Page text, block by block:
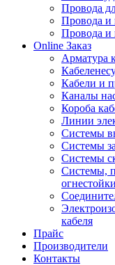
Провода
Провода и
Провода и
Online Заказ
Арматура
Кабели и
Каналы
Короба
Линии
Системы
Системы
Системы
Системы,
кабеля
Прайс
Производители
Контакты